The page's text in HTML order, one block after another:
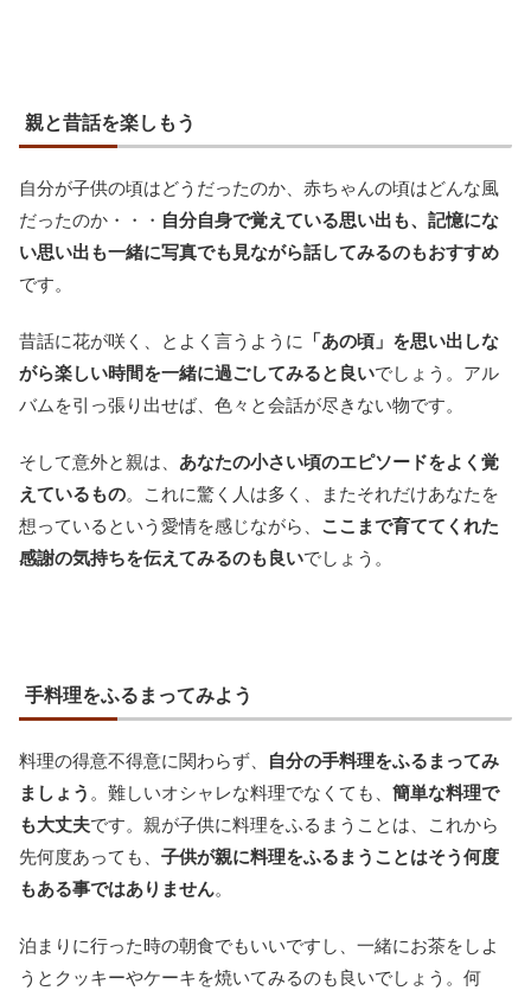
親と昔話を楽しもう
自分が子供の頃はどうだったのか、赤ちゃんの頃はどんな風
だったのか・・・ 自分自身で覚えている思い出も、記憶にな
い思い出も一緒に写真でも見ながら話してみるのもおすすめ
です。
昔話に花が咲く、とよく言うように
「あの頃」を思い出しな
がら楽しい時間を一緒に過ごしてみると良いでしょう。アル
バムを引っ張り出せば、色々と会話が尽きない物です。
そして意外と親は、 あなたの小さい頃のエピソードをよく覚
えているもの。これに驚く人は多く、またそれだけあなたを
想っているという愛情を感じながら、 ここまで育ててくれた
感謝の気持ちを伝えてみるのも良いでしょう。
手料理をふるまってみよう
料理の得意不得意に関わらず、
自分の手料理をふるまってみ
ましょう 。難しいオシャレな料理でなくても、 簡単な料理で
も大丈夫です。親が子供に料理をふるまうことは、これから
先何度あっても、 子供が親に料理をふるまうことはそう何度
もある事ではありません。
泊まりに行った時の朝食でもいいですし、一緒にお茶をしよ
うとクッキーやケーキを焼いてみるのも良いでしょう。何